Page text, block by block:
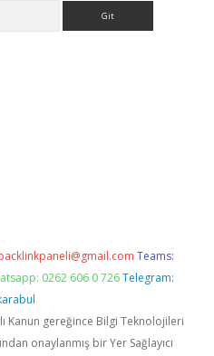
Teams:
0262 606 0 726 Telegram:
Kanun gereğince Bilgi Teknolojileri
onaylanmış bir Yer Sağlayıcı